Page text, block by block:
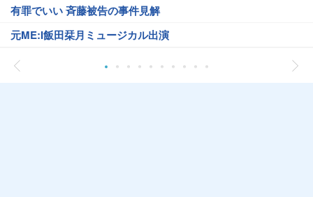
有罪でいい 斉藤被告の事件見解
元ME:I飯田栞月ミュージカル出演